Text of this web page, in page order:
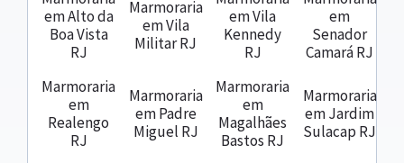
em Alto da
Boa Vista
RJ
Marmoraria
em Vila
Militar RJ
em Vila
Kennedy
RJ
em
Senador
Camará RJ
Marmoraria
em
Realengo
RJ
Marmoraria
em Padre
Miguel RJ
Marmoraria
em
Magalhães
Bastos RJ
Marmoraria
em Jardim
Sulacap RJ